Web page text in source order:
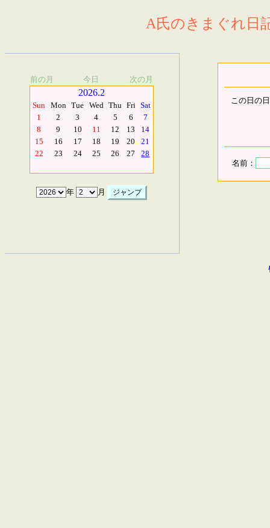
A氏のきまぐれ日
前の月 今日 次の月
2026.2
Sun Mon Tue Wed Thu Fri Sat
1
2 3 4 5 6
7
8
9 10 11 12 13
14
15
16 17 18 19 20
21
22
23 24 25 26 27 28
年 月
この日の
名前：